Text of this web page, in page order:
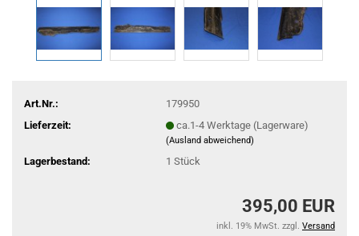
Art.Nr.:
179950
Lieferzeit:
ca.1-4 Werktage (Lagerware)
(Ausland abweichend)
Lagerbestand: 1 Stück
395,00 EUR
inkl. 19% MwSt. zzgl. Versand